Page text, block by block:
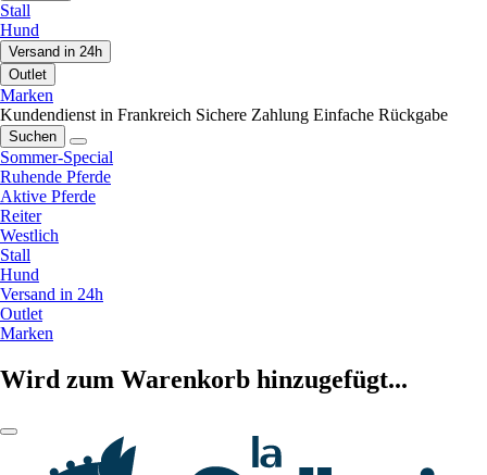
Stall
Hund
Versand in 24h
Outlet
Marken
Kundendienst in Frankreich Sichere Zahlung Einfache Rückgabe
Suchen
Sommer-Special
Ruhende Pferde
Aktive Pferde
Reiter
Westlich
Stall
Hund
Versand in 24h
Outlet
Marken
Wird zum Warenkorb hinzugefügt...